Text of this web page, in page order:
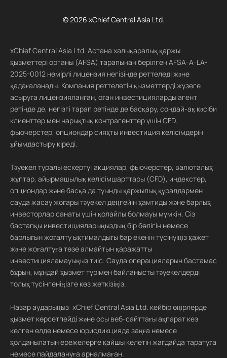
© 2026 xChief Central Asia Ltd.
xChief Central Asia Ltd. Астана халықаралық қаржы
қызметтері органы (AFSA) тарапынан берілген AFSA-A-LA-
2025-0012 нөмірлі лицензия негізінде реттеледі және
қадағаланады. Компания реттелетін қызметтерді жүзеге
асыруға лицензияланған, оған инвестицияларды агент
ретінде де, негізгі тарап ретінде де басқару, сондай-ақ кәсіби
клиенттер мен нарықтық контрагенттер үшін CFD,
фьючерстер, опциондар сияқты инвестиция келісімдерін
ұйымдастыру кіреді.
Тәуекел туралы ескерту: акциялар, фьючерстер, валюталық
жұптар, айырмашылық келісімшарттары (CFD), индекстер,
опциондар және басқа да туынды қаржылық құралдармен
сауда жасау жоғары тәуекел деңгейін қамтиды және барлық
инвесторлар санаты үшін қолайлы болмауы мүмкін. Сіз
бастапқы инвестицияларыңыздың бір бөлігін немесе
барлығын жоғалту ықтималдығы бар екенін түсінуіңіз қажет
және жоғалтуға төзе алмайтын қаражатты
инвестицияламауыңыз тиіс. Сауда операцияларын бастамас
бұрын, мұндай қызмет түрімен байланысты тәуекелдерді
толық түсінгеніңізге көз жеткізіңіз.
Назар аударыңыз: xChief Central Asia Ltd. кейбір өңірлерде
қызмет көрсетпейді және осы веб-сайттағы ақпарат кез
келген елде немесе юрисдикцияда заңға немесе
қолданылатын ережелерге қайшы келетін жағдайда таратуға
немесе пайдалануға арналмаған.